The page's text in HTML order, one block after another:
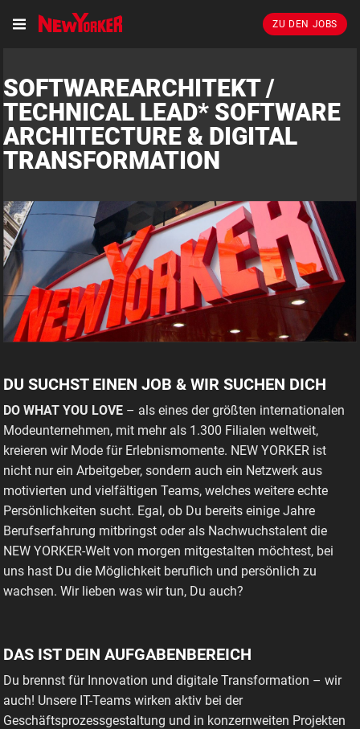
ZU DEN JOBS
SOFTWAREARCHITEKT /
TECHNICAL LEAD* SOFTWARE
ARCHITECTURE & DIGITAL
TRANSFORMATION
DU SUCHST EINEN JOB & WIR SUCHEN DICH
DO WHAT YOU LOVE – als eines der größten internationalen
Modeunternehmen, mit mehr als 1.300 Filialen weltweit,
kreieren wir Mode für Erlebnismomente. NEW YORKER ist
nicht nur ein Arbeitgeber, sondern auch ein Netzwerk aus
motivierten und vielfältigen Teams, welches weitere echte
Persönlichkeiten sucht. Egal, ob Du bereits einige Jahre
Berufserfahrung mitbringst oder als Nachwuchstalent die
NEW YORKER-Welt von morgen mitgestalten möchtest, bei
uns hast Du die Möglichkeit beruflich und persönlich zu
wachsen. Wir lieben was wir tun, Du auch?
DAS IST DEIN AUFGABENBEREICH
Du brennst für Innovation und digitale Transformation – wir
auch! Unsere IT-Teams wirken aktiv bei der
Geschäftsprozessgestaltung und in konzernweiten Projekten